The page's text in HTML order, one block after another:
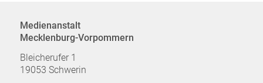
Medienanstalt
Mecklenburg-Vorpommern
Bleicherufer 1
19053 Schwerin